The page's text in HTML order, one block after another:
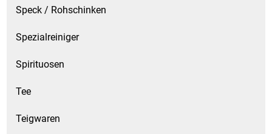
Speck / Rohschinken
Spezialreiniger
Spirituosen
Tee
Teigwaren